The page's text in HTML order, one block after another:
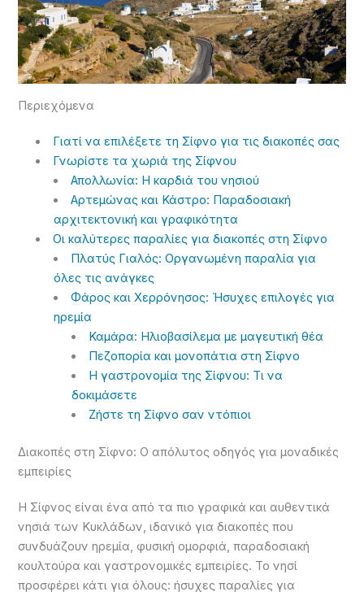
Περιεχόμενα
Γιατί να επιλέξετε τη Σίφνο για τις διακοπές σας
Γνωρίστε τα χωριά της Σίφνου
Απολλωνία: Η καρδιά του νησιού
Αρτεμώνας και Κάστρο: Παραδοσιακή
αρχιτεκτονική και γραφικότητα
Οι καλύτερες παραλίες για διακοπές στη Σίφνο
Πλατύς Γιαλός: Οργανωμένη παραλία για
όλες τις ανάγκες
Φάρος και Χερρόνησος: Ήσυχες επιλογές για
ηρεμία
Καμάρα: Ηλιοβασίλεμα με μαγευτική θέα
Πεζοπορία και μονοπάτια στη Σίφνο
Η γαστρονομία της Σίφνου: Τι να
δοκιμάσετε
Ζήστε τη Σίφνο σαν ντόπιοι
Διακοπές στη Σίφνο: Ο απόλυτος οδηγός για μοναδικές
εμπειρίες
Η Σίφνος είναι ένα από τα πιο γραφικά και αυθεντικά
νησιά των Κυκλάδων, ιδανικό για διακοπές που
συνδυάζουν ηρεμία, φυσική ομορφιά, παραδοσιακή
κουλτούρα και γαστρονομικές εμπειρίες. Το νησί
προσφέρει κάτι για όλους: ήσυχες παραλίες για